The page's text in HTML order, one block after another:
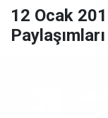
12 Ocak
Paylaşımları